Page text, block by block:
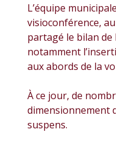
L’équipe
visioconférence,
partagé le bilan
notamment
aux abords de la
À ce jour, de
dimensionnement
suspens.